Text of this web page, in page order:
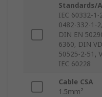
Standards/
IEC
DIN EN
6360, DIN
50525‐2‐51,
IEC 60228
Cable CSA
1.5mm²